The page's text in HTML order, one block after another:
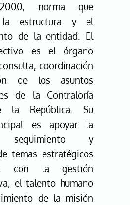
norma que
la estructura y el
de la entidad. El
es el órgano
coordinación
de los asuntos
de la Contraloría
la República. Su
es apoyar la
seguimiento y
temas estratégicos
con la gestión
el talento humano
de la misión